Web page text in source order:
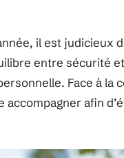
il est judicieux
entre sécurité
Face à la
accompagner afin